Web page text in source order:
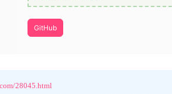
GitHub
28045.html